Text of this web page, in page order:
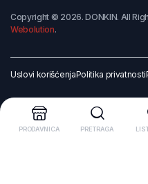
Copyright © 2026. DONKIN. All
Webolution.
Uslovi korišćenjaPolitika privatnosti
PRODAVNICA PRETRAGA